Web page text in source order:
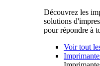
Découvrez les
solutions
pour répondre à
Voir tout